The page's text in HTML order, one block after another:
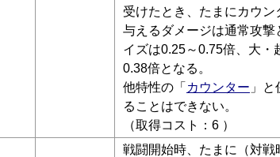
受けたとき、たまにカウン
与えるダメージは通常攻撃
イズは0.25～0.75倍、大・
0.38倍となる。
他特性の「 カウンター 」
ることはできない。
（取得コスト：6 ）
戦闘開始時、たまに（対戦